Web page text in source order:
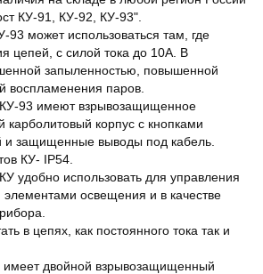
КУ-91, КУ-92, КУ-93".
может использоваться там, где
цепей, с силой тока до 10А. В
запыленностью, повышенной
воспламенения паров.
93 имеют взрывозащищенное
карболитовый корпус с кнопками
и защищенные выводы под кабель.
КУ- IP54.
удобно использовать для управления
элементами освещения и в качестве
в цепях, как постоянного тока так и
двойной взрывозащищенный